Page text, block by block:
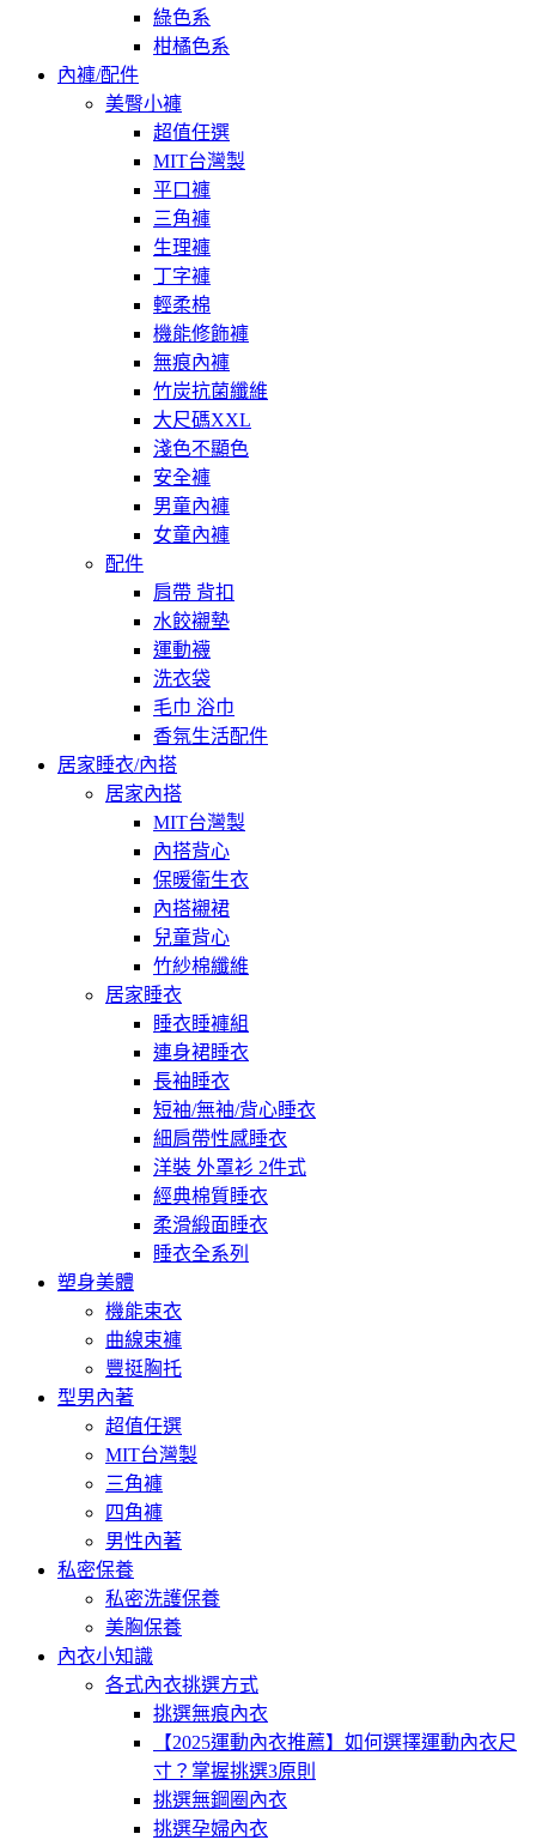
綠色系
柑橘色系
內褲/配件
美臀小褲
超值任選
MIT台灣製
平口褲
三角褲
生理褲
丁字褲
輕柔棉
機能修飾褲
無痕內褲
竹炭抗菌纖維
大尺碼XXL
淺色不顯色
安全褲
男童內褲
女童內褲
配件
肩帶 背扣
水餃襯墊
運動襪
洗衣袋
毛巾 浴巾
香氛生活配件
居家睡衣/內搭
居家內搭
MIT台灣製
內搭背心
保暖衛生衣
內搭襯裙
兒童背心
竹紗棉纖維
居家睡衣
睡衣睡褲組
連身裙睡衣
長袖睡衣
短袖/無袖/背心睡衣
細肩帶性感睡衣
洋裝 外罩衫 2件式
經典棉質睡衣
柔滑緞面睡衣
睡衣全系列
塑身美體
機能束衣
曲線束褲
豐挺胸托
型男內著
超值任選
MIT台灣製
三角褲
四角褲
男性內著
私密保養
私密洗護保養
美胸保養
內衣小知識
各式內衣挑選方式
挑選無痕內衣
【2025運動內衣推薦】如何選擇運動內衣尺
寸？掌握挑選3原則
挑選無鋼圈內衣
挑選孕婦內衣